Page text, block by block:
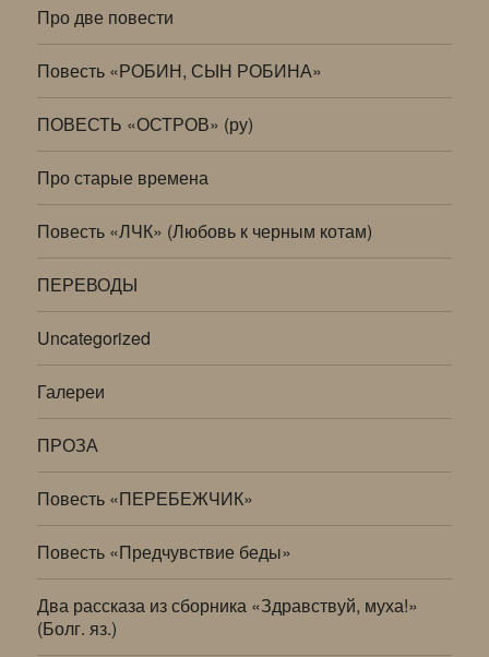
Про две повести
Повесть «РОБИН, СЫН РОБИНА»
ПОВЕСТЬ «ОСТРОВ» (ру)
Про старые времена
Повесть «ЛЧК» (Любовь к черным котам)
ПЕРЕВОДЫ
Uncategorized
Галереи
ПРОЗА
Повесть «ПЕРЕБЕЖЧИК»
Повесть «Предчувствие беды»
Два рассказа из сборника «Здравствуй, муха!»
(Болг. яз.)